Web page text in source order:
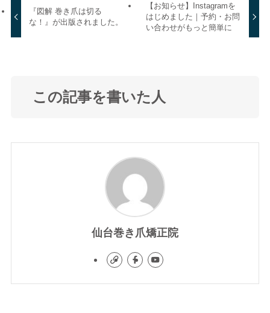
『図解 巻き爪は切る
な！』が出版されました。
【お知らせ】Instagramを
はじめました｜予約・お問
い合わせがもっと簡単に
この記事を書いた人
仙台巻き爪矯正院